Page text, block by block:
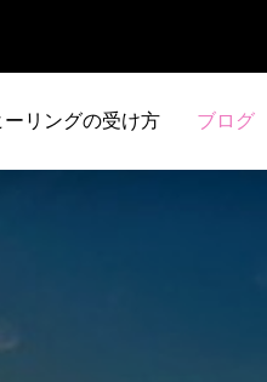
リングの受け方 ブログ